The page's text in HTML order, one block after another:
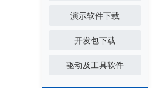
演示软件下载
开发包下载
驱动及工具软件